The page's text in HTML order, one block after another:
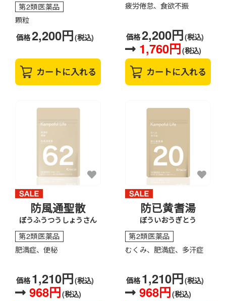
第2類医薬品
顆粒
価格2,200円(税込)
カートに入れる
疲労倦怠、食欲不振
価格2,200円(税込)
1,760円(税込)
カートに入れる
防風通聖散
ぼうふうつうしょうさん
第2類医薬品
肥満症、便秘
価格1,210円(税込)
968円(税込)
防已黄耆湯
ぼういおうぎとう
第2類医薬品
むくみ、肥満症、多汗症
価格1,210円(税込)
968円(税込)